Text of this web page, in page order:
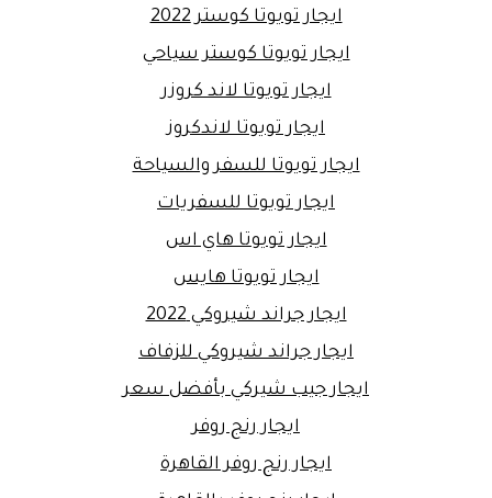
ايجار تويوتا كوستر 2022
ايجار تويوتا كوستر سياحي
ايجار تويوتا لاند كروزر
ايجار تويوتا لاندكروز
ايجار تويوتا للسفر والسياحة
ايجار تويوتا للسفريات
ايجار تويوتا هاي اس
ايجار تويوتا هايس
ايجار جراند شيروكي 2022
ايجار جراند شيروكي للزفاف
ايجار جيب شيركي بأفضل سعر
ايجار رنج روفر
ايجار رنج روفر القاهرة